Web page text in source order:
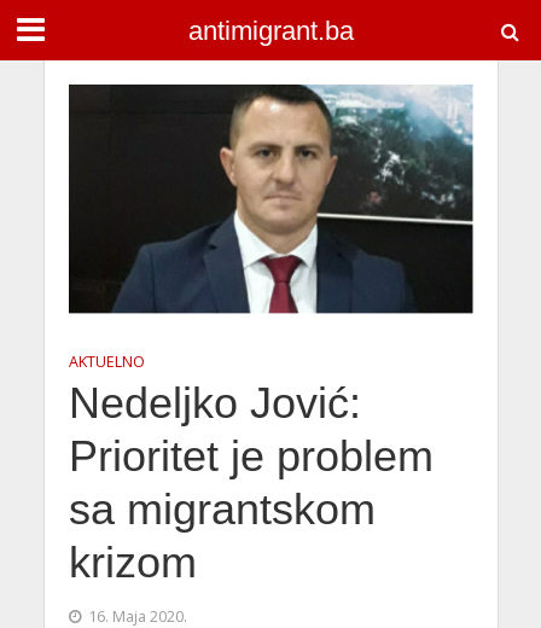
antimigrant.ba
AKTUELNO
Nedeljko Jović:
Prioritet je problem
sa migrantskom
krizom
16. Maja 2020.